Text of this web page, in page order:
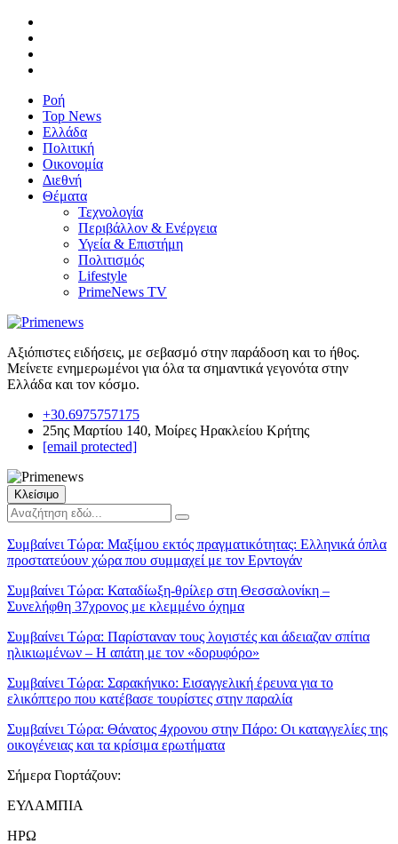
Ροή
Top News
Ελλάδα
Πολιτική
Οικονομία
Διεθνή
Θέματα
Τεχνολογία
Περιβάλλον & Ενέργεια
Υγεία & Επιστήμη
Πολιτισμός
Lifestyle
PrimeNews TV
Αξιόπιστες ειδήσεις, με σεβασμό στην παράδοση και το ήθος.
Μείνετε ενημερωμένοι για όλα τα σημαντικά γεγονότα στην
Ελλάδα και τον κόσμο.
+30.6975757175
25ης Μαρτίου 140, Μοίρες Ηρακλείου Κρήτης
[email protected]
Κλείσιμο
Συμβαίνει Τώρα: Μαξίμου εκτός πραγματικότητας: Ελληνικά όπλα
προστατεύουν χώρα που συμμαχεί με τον Ερντογάν
Συμβαίνει Τώρα: Καταδίωξη-θρίλερ στη Θεσσαλονίκη –
Συνελήφθη 37χρονος με κλεμμένο όχημα
Συμβαίνει Τώρα: Παρίσταναν τους λογιστές και άδειαζαν σπίτια
ηλικιωμένων – Η απάτη με τον «δορυφόρο»
Συμβαίνει Τώρα: Σαρακήνικο: Εισαγγελική έρευνα για το
ελικόπτερο που κατέβασε τουρίστες στην παραλία
Συμβαίνει Τώρα: Θάνατος 4χρονου στην Πάρο: Οι καταγγελίες της
οικογένειας και τα κρίσιμα ερωτήματα
Σήμερα Γιορτάζουν:
ΕΥΛΑΜΠΙΑ
ΗΡΩ